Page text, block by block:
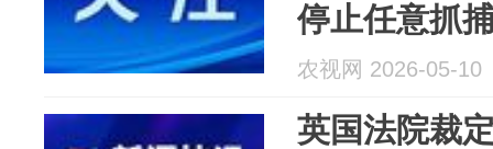
停止任意抓
民，任何损
将遭到坚决
农视网 2026-05-10
英国法院裁